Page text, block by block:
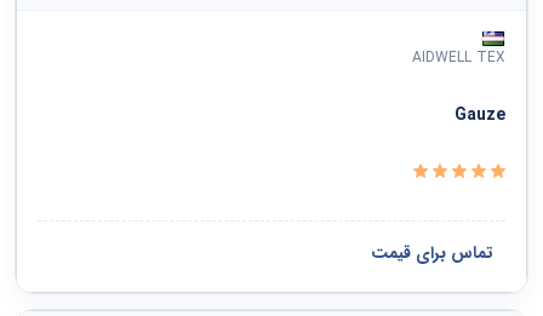
AIDWELL TEX
Gauze
تماس برای قیمت